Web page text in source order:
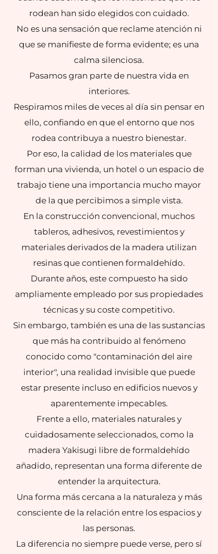
rodean han sido elegidos con cuidado.
No es una sensación que reclame atención ni
que se manifieste de forma evidente; es una
calma silenciosa.
Pasamos gran parte de nuestra vida en
interiores.
Respiramos miles de veces al día sin pensar en
ello, confiando en que el entorno que nos
rodea contribuya a nuestro bienestar.
Por eso, la calidad de los materiales que
forman una vivienda, un hotel o un espacio de
trabajo tiene una importancia mucho mayor
de la que percibimos a simple vista.
En la construcción convencional, muchos
tableros, adhesivos, revestimientos y
materiales derivados de la madera utilizan
resinas que contienen formaldehído.
Durante años, este compuesto ha sido
ampliamente empleado por sus propiedades
técnicas y su coste competitivo.
Sin embargo, también es una de las sustancias
que más ha contribuido al fenómeno
conocido como "contaminación del aire
interior", una realidad invisible que puede
estar presente incluso en edificios nuevos y
aparentemente impecables.
Frente a ello, materiales naturales y
cuidadosamente seleccionados, como la
madera Yakisugi libre de formaldehído
añadido, representan una forma diferente de
entender la arquitectura.
Una forma más cercana a la naturaleza y más
consciente de la relación entre los espacios y
las personas.
La diferencia no siempre puede verse, pero sí